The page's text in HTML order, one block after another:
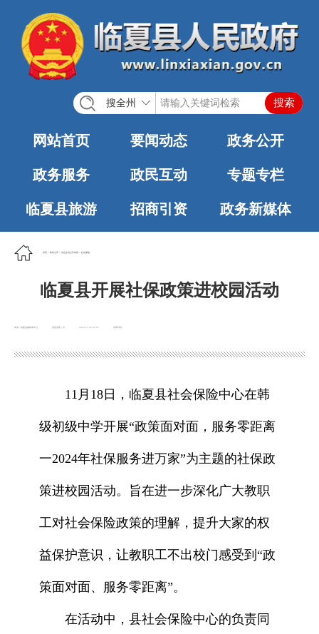
搜全州
网站首页 要闻动态 政务公开
政务服务 政民互动 专题专栏
临夏县旅游 招商引资 政务新媒体
首页 政务公开 法定主动公开内容 社会保险
临夏县开展社保政策进校园活动
浏览次数： 发布时间：
2024-11-20 09:07
11月18日，临夏县社会保险中心在韩
级初级中学开展“政策面对面，服务零距离
一2024年社保服务进万家”为主题的社保政
策进校园活动。旨在进一步深化广大教职
工对社会保险政策的理解，提升大家的权
益保护意识，让教职工不出校门感受到“政
策面对面、服务零距离”。
在活动中，县社会保险中心的负责同